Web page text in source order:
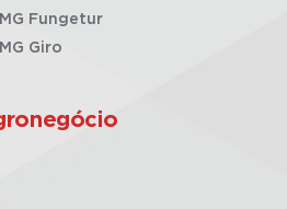
Fungetur
Giro